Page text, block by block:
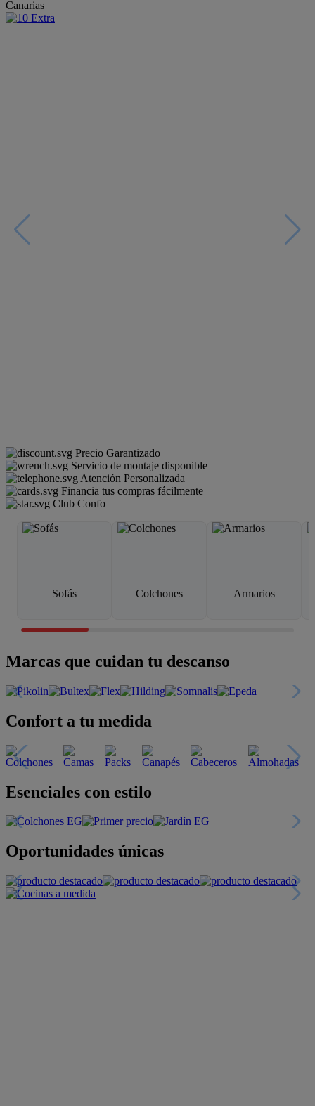
Canarias
Precio Garantizado
Servicio de montaje disponible
Atención Personalizada
Financia tus compras fácilmente
Club Confo
Sofás Colchones Armarios
Marcas que cuidan tu descanso
Confort a tu medida
Esenciales con estilo
Oportunidades únicas